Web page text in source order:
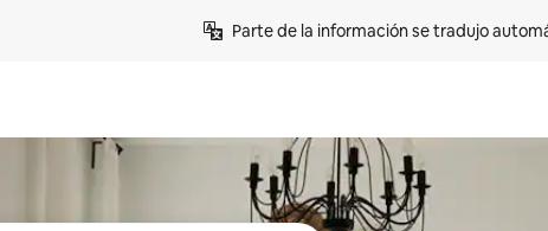
Parte de la información se tradujo